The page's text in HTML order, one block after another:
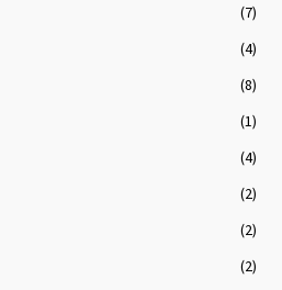
(7)
(4)
(8)
(1)
(4)
(2)
(2)
(2)